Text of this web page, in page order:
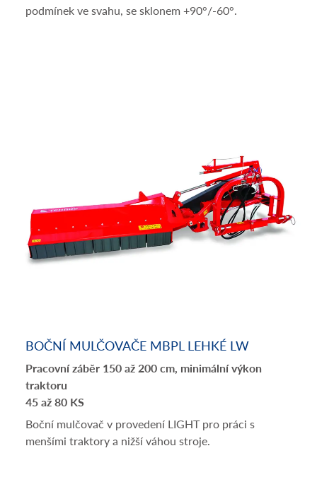
podmínek ve svahu, se sklonem +90°/-60°.
BOČNÍ MULČOVAČE MBPL LEHKÉ LW
Pracovní záběr 150 až 200 cm, minimální výkon
traktoru
45 až 80 KS
Boční mulčovač v provedení LIGHT pro práci s
menšími traktory a nižší váhou stroje.